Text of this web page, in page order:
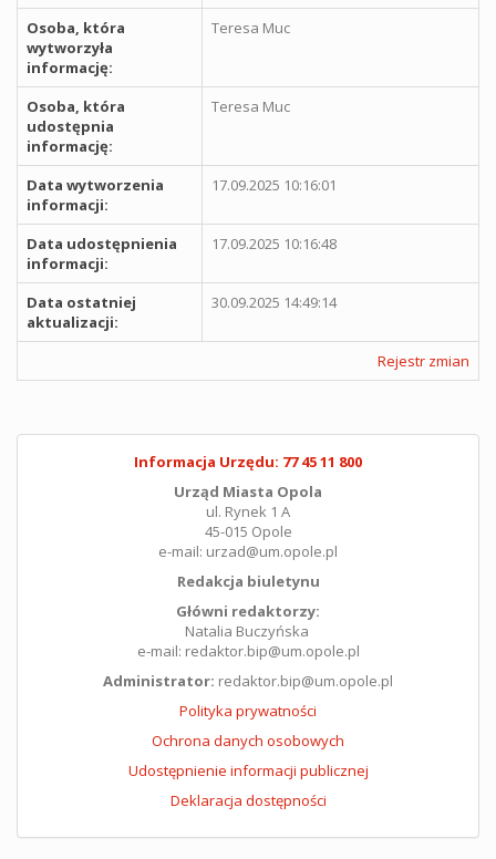
Osoba, która
wytworzyła
informację:
Teresa Muc
Osoba, która
udostępnia
informację:
Teresa Muc
Data wytworzenia
informacji:
17.09.2025 10:16:01
Data udostępnienia
informacji:
17.09.2025 10:16:48
Data ostatniej
aktualizacji:
30.09.2025 14:49:14
Rejestr zmian
Informacja Urzędu: 77 45 11 800
Urząd Miasta Opola
ul. Rynek 1 A
45-015 Opole
e-mail: urzad@um.opole.pl
Redakcja biuletynu
Główni redaktorzy:
Natalia Buczyńska
e-mail: redaktor.bip@um.opole.pl
Administrator: redaktor.bip@um.opole.pl
Polityka prywatności
Ochrona danych osobowych
Udostępnienie informacji publicznej
Deklaracja dostępności